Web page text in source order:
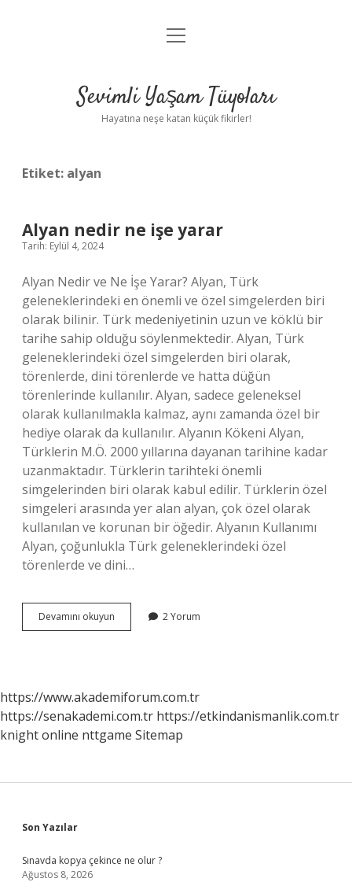
Anasayfa
Yasal Uyarı
menüyü
Sevimli Yaşam Tüyoları
Hayatına neşe katan küçük fikirler!
Etiket: alyan
Alyan nedir ne işe yarar
Tarih: Eylül 4, 2024
Alyan Nedir ve Ne İşe Yarar? Alyan, Türk
geleneklerindeki en önemli ve özel simgelerden biri
olarak bilinir. Türk medeniyetinin uzun ve köklü bir
tarihe sahip olduğu söylenmektedir. Alyan, Türk
geleneklerindeki özel simgelerden biri olarak,
törenlerde, dini törenlerde ve hatta düğün
törenlerinde kullanılır. Alyan, sadece geleneksel
olarak kullanılmakla kalmaz, aynı zamanda özel bir
hediye olarak da kullanılır. Alyanın Kökeni Alyan,
Türklerin M.Ö. 2000 yıllarına dayanan tarihine kadar
uzanmaktadır. Türklerin tarihteki önemli
simgelerinden biri olarak kabul edilir. Türklerin özel
simgeleri arasında yer alan alyan, çok özel olarak
kullanılan ve korunan bir öğedir. Alyanın Kullanımı
Alyan, çoğunlukla Türk geleneklerindeki özel
törenlerde ve dini…
Devamını okuyun
nedir
2 Yorum
https://www.akademiforum.com.tr
https://senakademi.com.tr https://etkindanismanlik.com.tr
knight online nttgame Sitemap
Sidebar
Son Yazılar
Sınavda kopya çekince ne olur ?
Ağustos 8, 2026